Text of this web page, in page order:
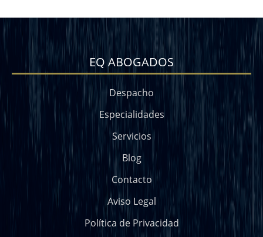
EQ ABOGADOS
Despacho
Especialidades
Servicios
Blog
Contacto
Aviso Legal
Política de Privacidad